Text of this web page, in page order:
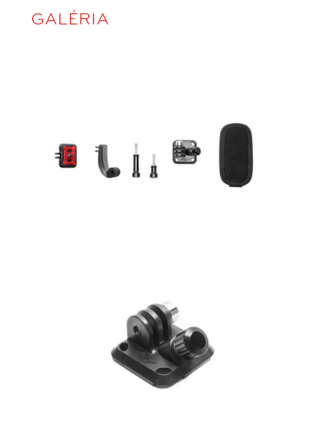
GALÉRIA